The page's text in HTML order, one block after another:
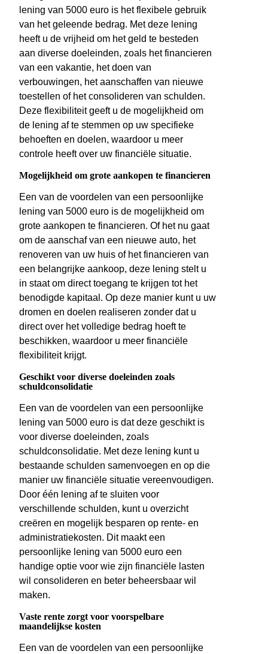
lening van 5000 euro is het flexibele gebruik
van het geleende bedrag. Met deze lening
heeft u de vrijheid om het geld te besteden
aan diverse doeleinden, zoals het financieren
van een vakantie, het doen van
verbouwingen, het aanschaffen van nieuwe
toestellen of het consolideren van schulden.
Deze flexibiliteit geeft u de mogelijkheid om
de lening af te stemmen op uw specifieke
behoeften en doelen, waardoor u meer
controle heeft over uw financiële situatie.
Mogelijkheid om grote aankopen te financieren
Een van de voordelen van een persoonlijke
lening van 5000 euro is de mogelijkheid om
grote aankopen te financieren. Of het nu gaat
om de aanschaf van een nieuwe auto, het
renoveren van uw huis of het financieren van
een belangrijke aankoop, deze lening stelt u
in staat om direct toegang te krijgen tot het
benodigde kapitaal. Op deze manier kunt u uw
dromen en doelen realiseren zonder dat u
direct over het volledige bedrag hoeft te
beschikken, waardoor u meer financiële
flexibiliteit krijgt.
Geschikt voor diverse doeleinden zoals
schuldconsolidatie
Een van de voordelen van een persoonlijke
lening van 5000 euro is dat deze geschikt is
voor diverse doeleinden, zoals
schuldconsolidatie. Met deze lening kunt u
bestaande schulden samenvoegen en op die
manier uw financiële situatie vereenvoudigen.
Door één lening af te sluiten voor
verschillende schulden, kunt u overzicht
creëren en mogelijk besparen op rente- en
administratiekosten. Dit maakt een
persoonlijke lening van 5000 euro een
handige optie voor wie zijn financiële lasten
wil consolideren en beter beheersbaar wil
maken.
Vaste rente zorgt voor voorspelbare
maandelijkse kosten
Een van de voordelen van een persoonlijke